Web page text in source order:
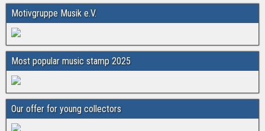
Motivgruppe Musik e.V.
Most popular music stamp 2025
Our offer for young collectors